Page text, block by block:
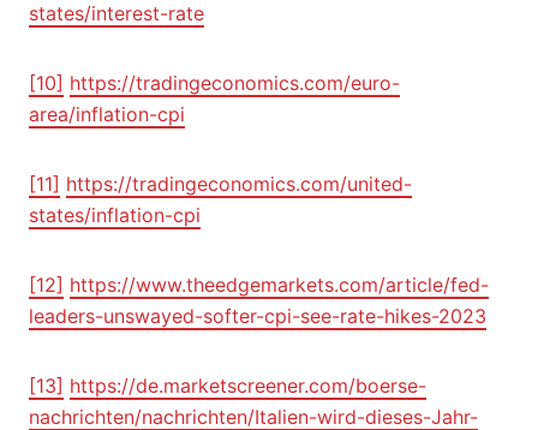
states/interest-rate
[10] https://tradingeconomics.com/euro-
area/inflation-cpi
[11] https://tradingeconomics.com/united-
states/inflation-cpi
[12] https://www.theedgemarkets.com/article/fed-
leaders-unswayed-softer-cpi-see-rate-hikes-2023
[13] https://de.marketscreener.com/boerse-
nachrichten/nachrichten/Italien-wird-dieses-Jahr-